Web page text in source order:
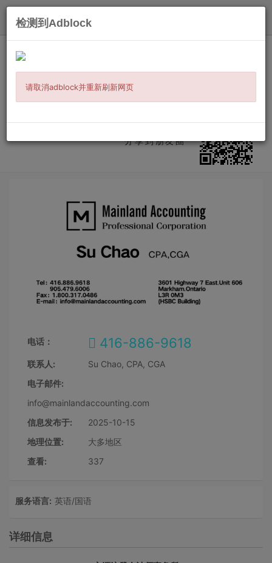
方源会计师事务所CPA,CGA
（HWY7/Warden）
分享到朋友圈
电话： 416-886-9618
联系人:
Su Chao, CPA, CGA
电子邮件:
info@mainlandaccounting.com
信息发布于:
2025-10-15
地理位置:
大多地区
查看:
337
服务语言: 英语/国语
详细信息
检测到Adblock
请取消adblock并重新刷新网页